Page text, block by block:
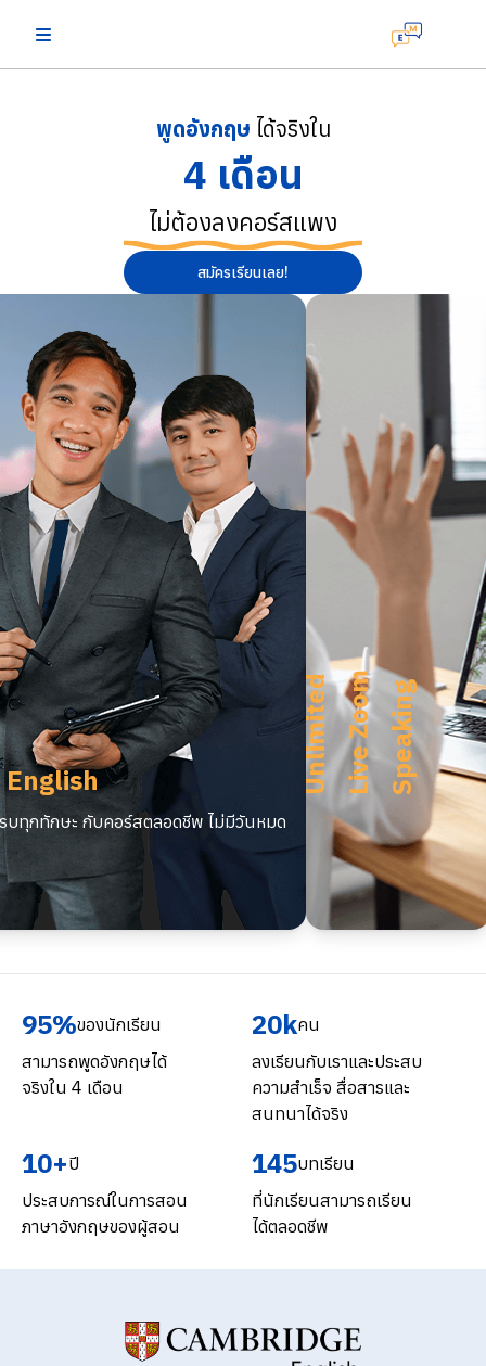
พูดอังกฤษ ได้จริงใน
4 เดือน
ไม่ต้องลงคอร์สแพง
สมัครเรียนเลย!
บทุกทักษะ กับคอร์สตลอดชีพ ไม่มีวันหมด
U
n
l
i
m
i
t
e
d
L
i
v
e
Z
o
om
S
p
e
a
k
i
n g
95%ของนักเรียน
สามารถพูดอังกฤษได้
จริงใน 4 เดือน
20kคน
ลงเรียนกับเราและประสบ
ความสำเร็จ สื่อสารและ
สนทนาได้จริง
10+ปี
ประสบการณ์ในการสอน
ภาษาอังกฤษของผู้สอน
145บทเรียน
ที่นักเรียนสามารถเรียน
ได้ตลอดชีพ